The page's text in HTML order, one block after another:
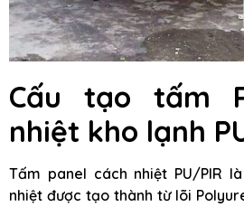
Cấu tạo tấm
nhiệt kho lạnh
Tấm panel cách nhiệt PU/PIR
nhiệt được tạo thành từ lõi